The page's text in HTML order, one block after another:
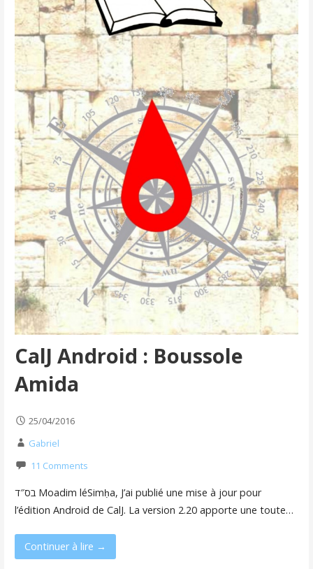
CalJ Android : Boussole
Amida
25/04/2016
Gabriel
11 Comments
בס″ד Moadim léSimḥa, J’ai publié une mise à jour pour
l’édition Android de CalJ. La version 2.20 apporte une toute…
Continuer à lire →